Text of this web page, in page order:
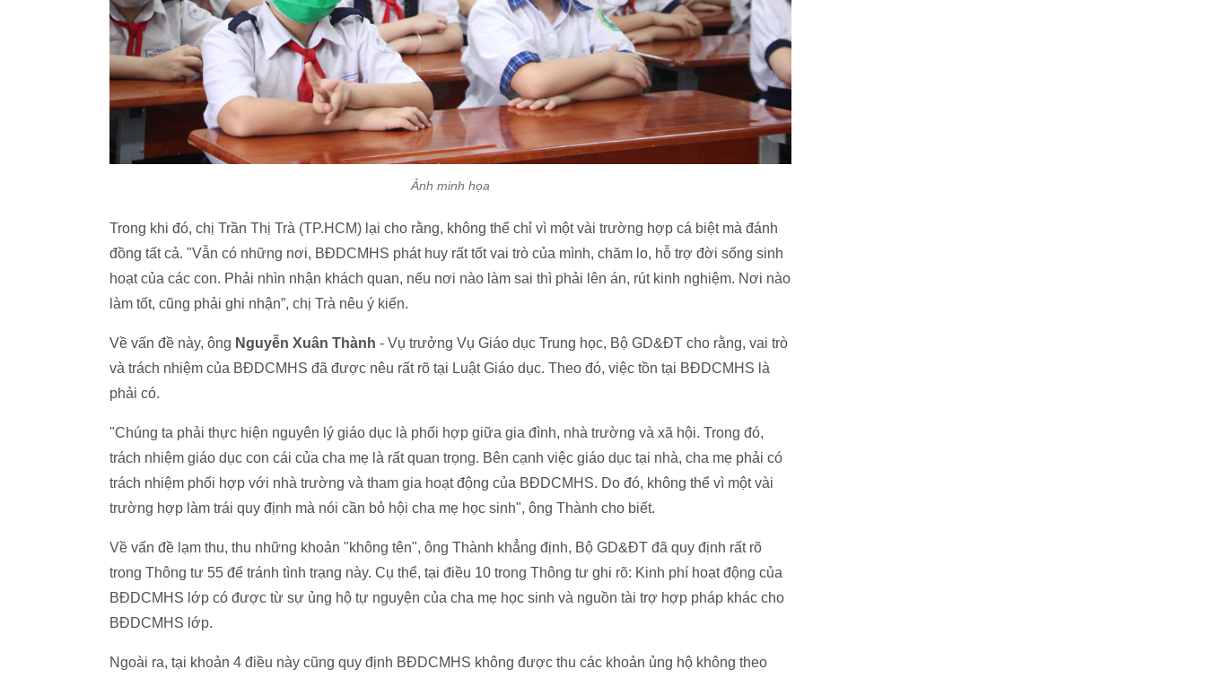
Ảnh minh họa
Trong khi đó, chị Trần Thị Trà (TP.HCM) lại cho rằng, không thể chỉ vì một vài trường hợp cá biệt mà đánh
đồng tất cả. "Vẫn có những nơi, BĐDCMHS phát huy rất tốt vai trò của mình, chăm lo, hỗ trợ đời sống sinh
hoạt của các con. Phải nhìn nhận khách quan, nếu nơi nào làm sai thì phải lên án, rút kinh nghiệm. Nơi nào
làm tốt, cũng phải ghi nhận”, chị Trà nêu ý kiến.
Về vấn đề này, ông Nguyễn Xuân Thành - Vụ trưởng Vụ Giáo dục Trung học, Bộ GD&ĐT cho rằng, vai trò
và trách nhiệm của BĐDCMHS đã được nêu rất rõ tại Luật Giáo dục. Theo đó, việc tồn tại BĐDCMHS là
phải có.
"Chúng ta phải thực hiện nguyên lý giáo dục là phối hợp giữa gia đình, nhà trường và xã hội. Trong đó,
trách nhiệm giáo dục con cái của cha mẹ là rất quan trọng. Bên cạnh việc giáo dục tại nhà, cha mẹ phải có
trách nhiệm phối hợp với nhà trường và tham gia hoạt động của BĐDCMHS. Do đó, không thể vì một vài
trường hợp làm trái quy định mà nói cần bỏ hội cha mẹ học sinh", ông Thành cho biết.
Về vấn đề lạm thu, thu những khoản "không tên", ông Thành khẳng định, Bộ GD&ĐT đã quy định rất rõ
trong Thông tư 55 để tránh tình trạng này. Cụ thể, tại điều 10 trong Thông tư ghi rõ: Kinh phí hoạt động của
BĐDCMHS lớp có được từ sự ủng hộ tự nguyện của cha mẹ học sinh và nguồn tài trợ hợp pháp khác cho
BĐDCMHS lớp.
Ngoài ra, tại khoản 4 điều này cũng quy định BĐDCMHS không được thu các khoản ủng hộ không theo